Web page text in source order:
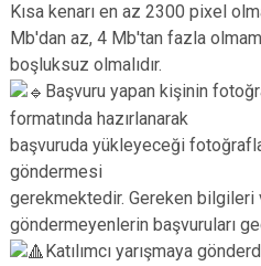
Kısa kenarı en az 2300 pixel
Mb'dan az, 4 Mb'tan fazla
boşluksuz olmalıdır.
Başvuru yapan kişinin
formatında hazırlanarak
başvuruda yükleyeceği
göndermesi
gerekmektedir. Gereken bilgileri
göndermeyenlerin başvuruları
Katılımcı yarışmaya